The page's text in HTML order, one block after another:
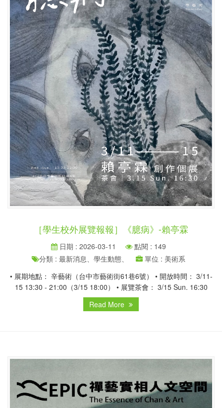
［學生校外展覽報報］《臆病》-賴亭霖
日期 : 2026-03-11
點閱 : 149
分類 : 最新消息、學生動態、
單位 : 美術系
• 展期地點： 辛藝術（台中市藝術街61巷6號） • 開放時間： 3/11-
15 13:30 - 21:00（3/15 18:00） • 展覽茶會： 3/15 Sun. 16:30
Read More